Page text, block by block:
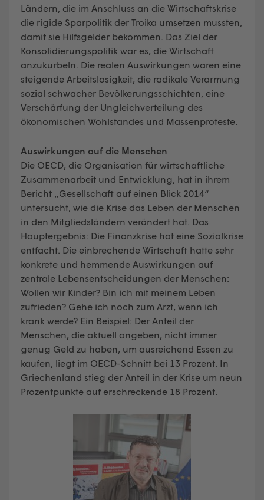
Ländern, die im Anschluss an die Wirtschaftskrise
die rigide Sparpolitik der Troika umsetzen mussten,
damit sie Hilfsgelder bekommen. Das Ziel der
Konsolidierungspolitik war es, die Wirtschaft
anzukurbeln. Die realen Auswirkungen waren eine
steigende Arbeitslosigkeit, die radikale Verarmung
sozial schwacher Bevölkerungsschichten, eine
Verschärfung der Ungleichverteilung des
ökonomischen Wohlstandes und Massenproteste.
Auswirkungen auf die Menschen
Die OECD, die Organisation für wirtschaftliche
Zusammenarbeit und Entwicklung, hat in ihrem
Bericht „Gesellschaft auf einen Blick 2014“
untersucht, wie die Krise das Leben der Menschen
in den Mitgliedsländern verändert hat. Das
Hauptergebnis: Die Finanzkrise hat eine Sozialkrise
entfacht. Die einbrechende Wirtschaft hatte sehr
konkrete und hemmende Auswirkungen auf
zentrale Lebensentscheidungen der Menschen:
Wollen wir Kinder? Bin ich mit meinem Leben
zufrieden? Gehe ich noch zum Arzt, wenn ich
krank werde? Ein Beispiel: Der Anteil der
Menschen, die aktuell angeben, nicht immer
genug Geld zu haben, um ausreichend Essen zu
kaufen, liegt im OECD-Schnitt bei 13 Prozent. In
Griechenland stieg der Anteil in der Krise um neun
Prozentpunkte auf erschreckende 18 Prozent.